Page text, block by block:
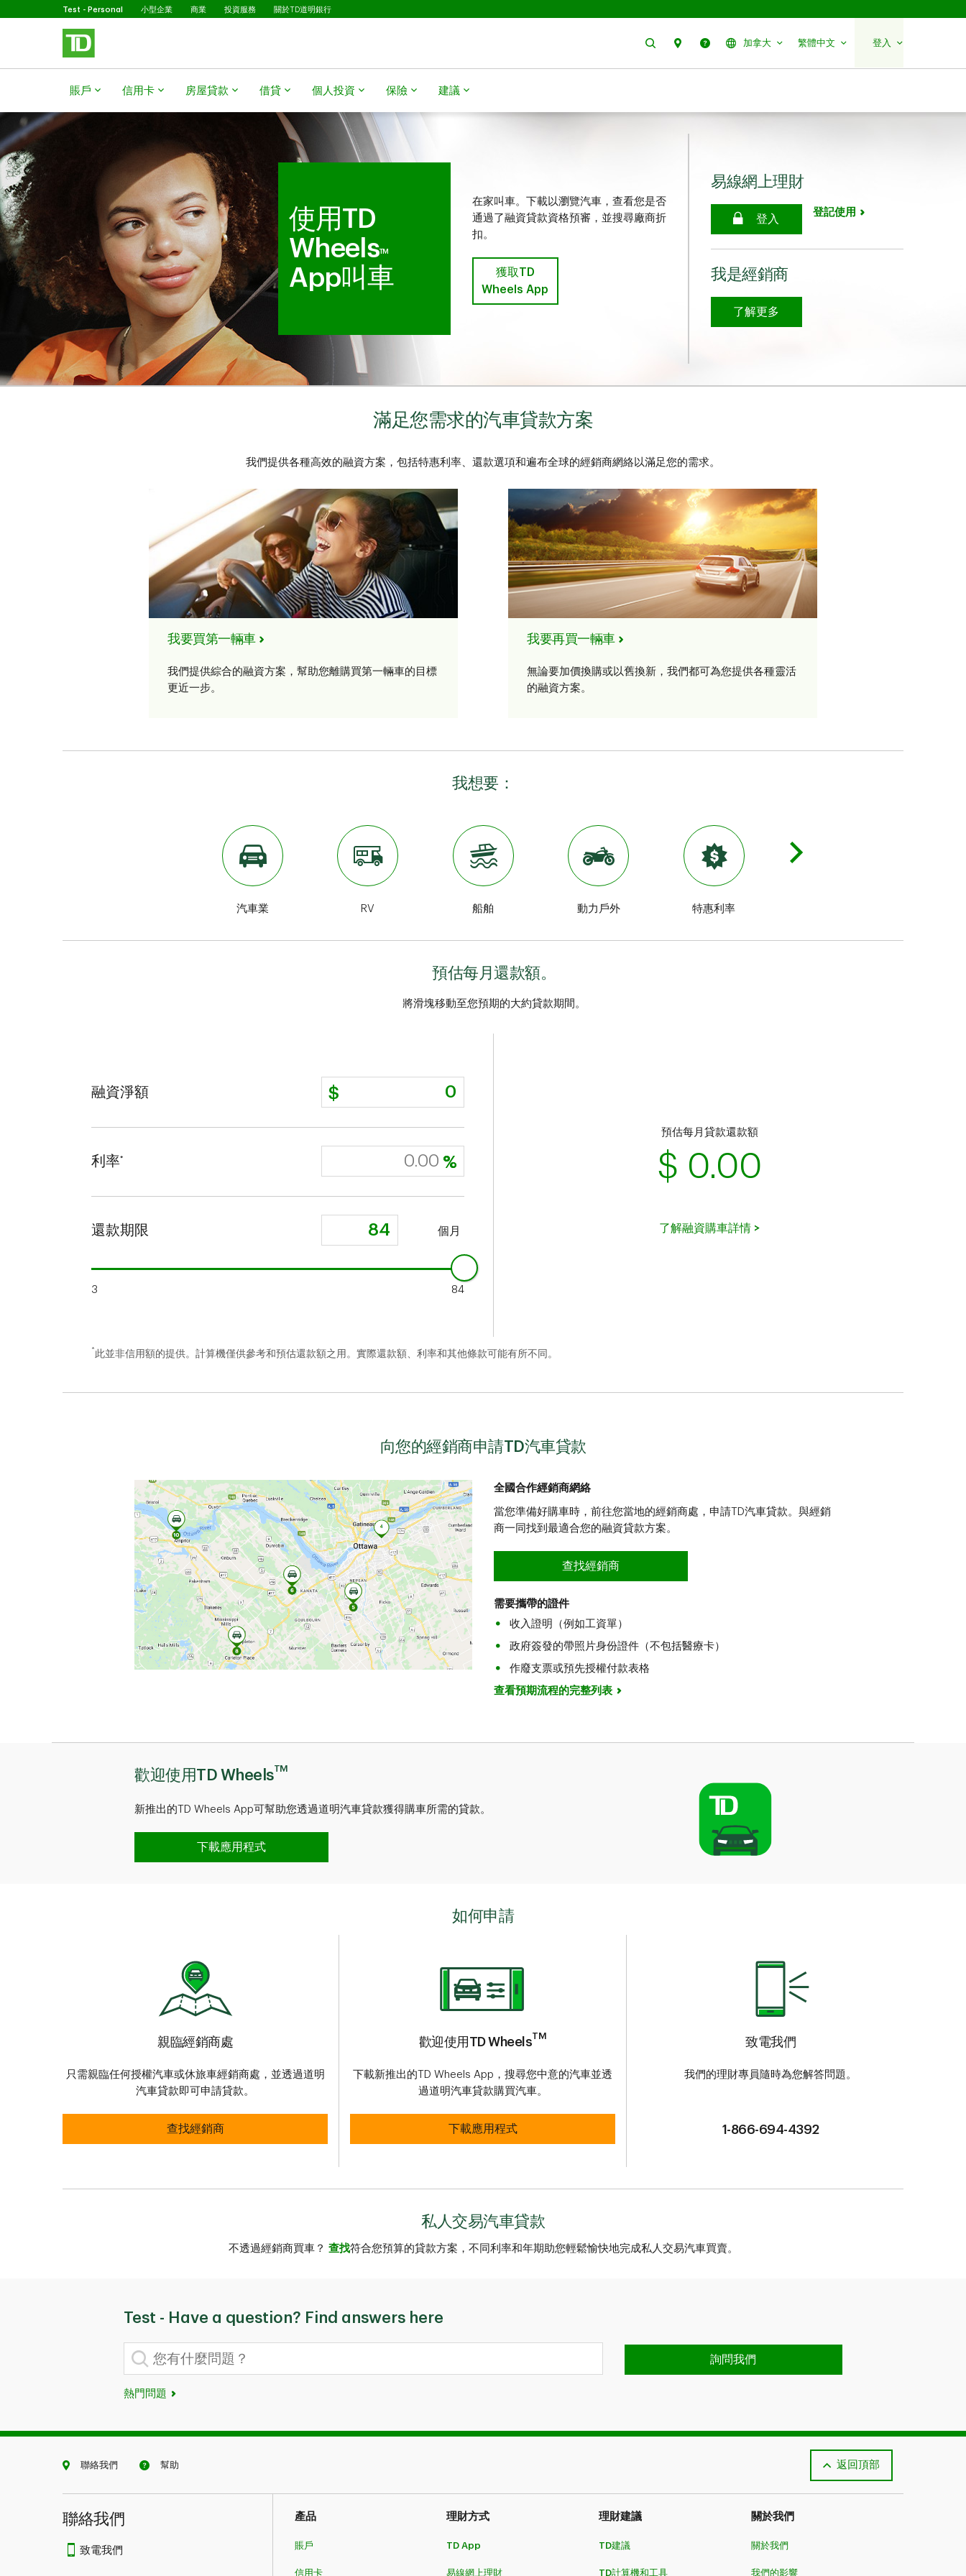
略過進入主要內容Test - Personal 已選擇小型企業 商業 投資服務 關於TD道明銀行
搜尋 聯絡我們幫助 加拿大 繁體中文 登入
賬戶 信用卡 房屋貸款​​​​​​​ 借貸 個人投資 保險 建議
使用TD
WheelsTM
App叫車
在家叫車。下載以瀏覽汽車，查看您是否
通過了融資貸款資格預審，並搜尋廠商折
扣。
獲取TD
Wheels App
易線網上理財
登入
登記使用
我是經銷商
了解更多
滿足您需求的汽車貸款方案
我們提供各種高效的融資方案，包括特惠利率、還款選項和遍布全球的經銷商網絡以滿足您的需求。
我要買第一輛車
我們提供綜合的融資方案，幫助您離購買第一輛車的目標
更近一步。
我要再買一輛車
無論要加價換購或以舊換新，我們都可為您提供各種靈活
的融資方案。
我想要：
汽車業 RV 船舶 動力戶外 特惠利率
預估每月還款額。
將滑塊移動至您預期的大約貸款期間。
融資淨額
利率*
還款期限 個月
3 84
預估每月貸款還款額
$ 0.00
了解融資購車詳情 >
* 此並非信用額的提供。計算機僅供參考和預估還款額之用。實際還款額、利率和其他條款可能有所不同。
向您的經銷商申請TD汽車貸款
全國合作經銷商網絡
當您準備好購車時，前往您當地的經銷商處，申請TD汽車貸款。與經銷
商一同找到最適合您的融資貸款方案。
查找經銷商
需要攜帶的證件
收入證明（例如工資單）
政府簽發的帶照片身份證件（不包括醫療卡）
作廢支票或預先授權付款表格
查看預期流程的完整列表
歡迎使用TD WheelsTM
新推出的TD Wheels App可幫助您透過道明汽車貸款獲得購車所需的貸款。
歡迎使用TD WheelsTM
下載應用程式
如何申請
親臨經銷商處
只需親臨任何授權汽車或休旅車經銷商處，並透過道明
汽車貸款即可申請貸款。
親臨經銷商處
查找經銷商
歡迎使用TD WheelsTM
下載新推出的TD Wheels App，搜尋您中意的汽車並透
過道明汽車貸款購買汽車。
歡迎使用TD WheelsTM
下載應用程式
致電我們
我們的理財專員隨時為您解答問題。
1-866-694-4392
私人交易汽車貸款
不透過經銷商買車？ 查找符合您預算的貸款方案，不同利率和年期助您輕鬆愉快地完成私人交易汽車買賣。
Test - Have a question? Find answers here
您有什麼問題？
詢問我們
熱門問題
聯絡我們 幫助 返回頂部
聯絡我們
致電我們
產品
賬戶
信用卡
理財方式​​​​​​​
TD App
易線網上理財
理財建議
TD建議
TD計算機和工具
關於我們
關於我們
我們的影響